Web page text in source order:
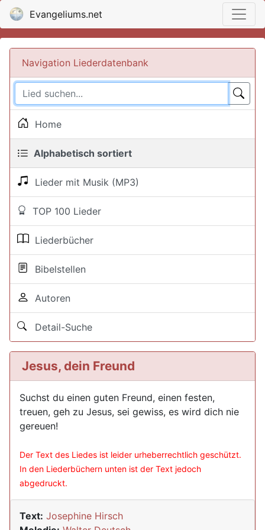
Evangeliums.net
Navigation Liederdatenbank
Home
Alphabetisch sortiert
Lieder mit Musik (MP3)
TOP 100 Lieder
Liederbücher
Bibelstellen
Autoren
Detail-Suche
Jesus, dein Freund
Suchst du einen guten Freund, einen festen,
treuen, geh zu Jesus, sei gewiss, es wird dich nie
gereuen!
Der Text des Liedes ist leider urheberrechtlich geschützt.
In den Liederbüchern unten ist der Text jedoch
abgedruckt.
Text: Josephine Hirsch